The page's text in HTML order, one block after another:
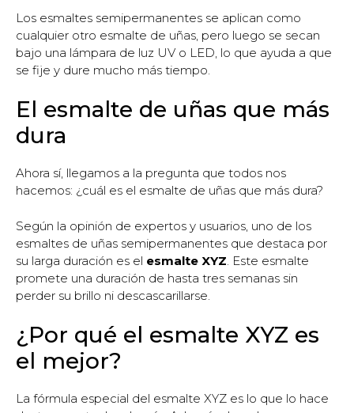
Los esmaltes semipermanentes se aplican como
cualquier otro esmalte de uñas, pero luego se secan
bajo una lámpara de luz UV o LED, lo que ayuda a que
se fije y dure mucho más tiempo.
El esmalte de uñas que más
dura
Ahora sí, llegamos a la pregunta que todos nos
hacemos: ¿cuál es el esmalte de uñas que más dura?
Según la opinión de expertos y usuarios, uno de los
esmaltes de uñas semipermanentes que destaca por
su larga duración es el esmalte XYZ . Este esmalte
promete una duración de hasta tres semanas sin
perder su brillo ni descascarillarse.
¿Por qué el esmalte XYZ es
el mejor?
La fórmula especial del esmalte XYZ es lo que lo hace